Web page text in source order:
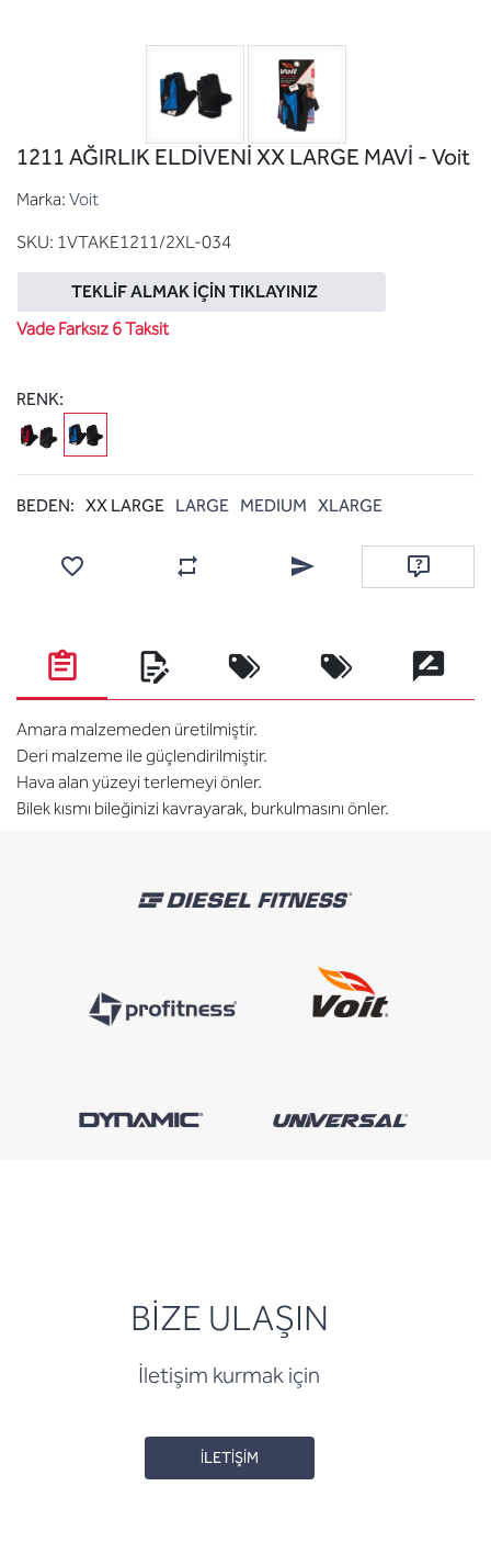
1211 AĞIRLIK ELDİVENİ XX LARGE MAVİ - Voit
Marka: Voit
SKU: 1VTAKE1211/2XL-034
TEKLIF ALMAK İÇIN TIKLAYINIZ
Vade Farksız 6 Taksit
RENK:
BEDEN: XX LARGE LARGE MEDIUM XLARGE
Karşılaştırma listesine ekleArkadaşına e-posta ile
Soru sor
Amara malzemeden üretilmiştir.
Deri malzeme ile güçlendirilmiştir.
Hava alan yüzeyi terlemeyi önler.
Bilek kısmı bileğinizi kavrayarak, burkulmasını önler.
BİZE ULAŞIN
İletişim kurmak için
İLETİŞİM